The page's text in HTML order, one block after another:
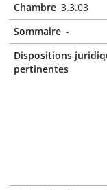
Chambre 3.3.03
Sommaire -
Dispositions
pertinentes